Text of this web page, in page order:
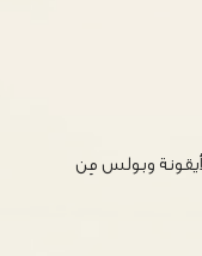
وبولس مِن